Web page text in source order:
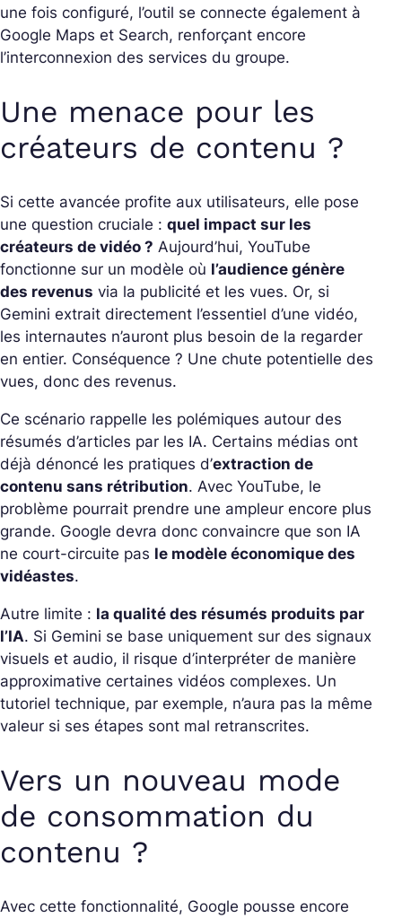
une fois configuré, l’outil se connecte également à
Google Maps et Search, renforçant encore
l’interconnexion des services du groupe.
Une menace pour les
créateurs de contenu ?
Si cette avancée profite aux utilisateurs, elle pose
une question cruciale : quel impact sur les
créateurs de vidéo ? Aujourd’hui, YouTube
fonctionne sur un modèle où l’audience génère
des revenus via la publicité et les vues. Or, si
Gemini extrait directement l’essentiel d’une vidéo,
les internautes n’auront plus besoin de la regarder
en entier. Conséquence ? Une chute potentielle des
vues, donc des revenus.
Ce scénario rappelle les polémiques autour des
résumés d’articles par les IA. Certains médias ont
déjà dénoncé les pratiques d’extraction de
contenu sans rétribution. Avec YouTube, le
problème pourrait prendre une ampleur encore plus
grande. Google devra donc convaincre que son IA
ne court-circuite pas le modèle économique des
vidéastes.
Autre limite : la qualité des résumés produits par
l’IA. Si Gemini se base uniquement sur des signaux
visuels et audio, il risque d’interpréter de manière
approximative certaines vidéos complexes. Un
tutoriel technique, par exemple, n’aura pas la même
valeur si ses étapes sont mal retranscrites.
Vers un nouveau mode
de consommation du
contenu ?
Avec cette fonctionnalité, Google pousse encore